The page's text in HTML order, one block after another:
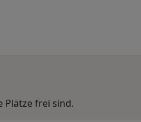
Plätze frei sind.